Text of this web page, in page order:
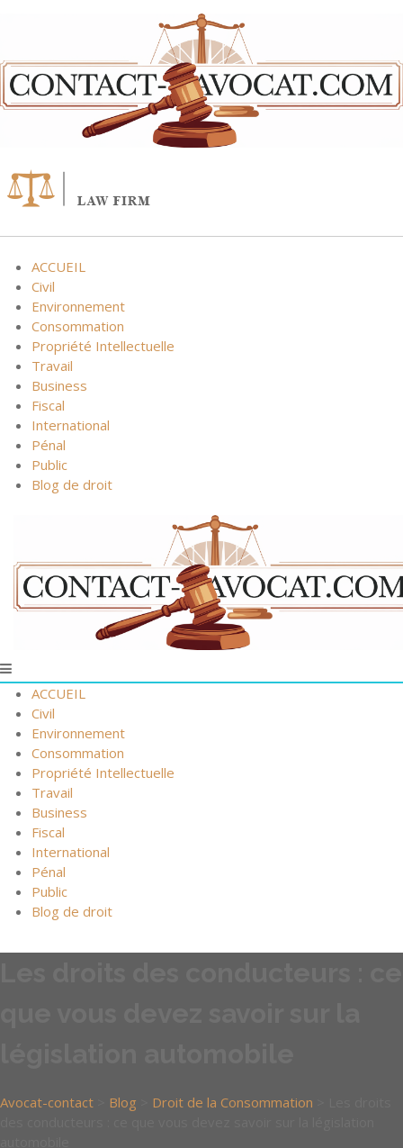
ACCUEIL
Civil
Environnement
Consommation
Propriété Intellectuelle
Travail
Business
Fiscal
International
Pénal
Public
Blog de droit
ACCUEIL
Civil
Environnement
Consommation
Propriété Intellectuelle
Travail
Business
Fiscal
International
Pénal
Public
Blog de droit
Avocat-contact Blog Droit de la Consommation